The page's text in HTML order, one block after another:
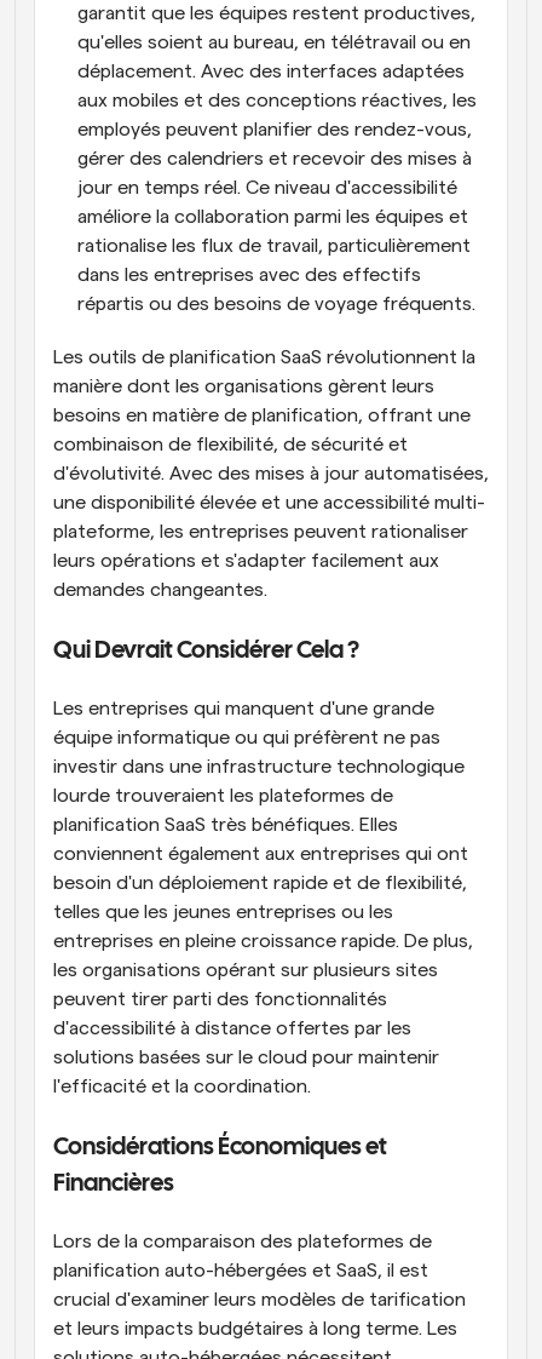
garantit que les équipes restent productives,
qu'elles soient au bureau, en télétravail ou en
déplacement. Avec des interfaces adaptées
aux mobiles et des conceptions réactives, les
employés peuvent planifier des rendez-vous,
gérer des calendriers et recevoir des mises à
jour en temps réel. Ce niveau d'accessibilité
améliore la collaboration parmi les équipes et
rationalise les flux de travail, particulièrement
dans les entreprises avec des effectifs
répartis ou des besoins de voyage fréquents.
Les outils de planification SaaS révolutionnent la
manière dont les organisations gèrent leurs
besoins en matière de planification, offrant une
combinaison de flexibilité, de sécurité et
d'évolutivité. Avec des mises à jour automatisées,
une disponibilité élevée et une accessibilité multi-
plateforme, les entreprises peuvent rationaliser
leurs opérations et s'adapter facilement aux
demandes changeantes.
Qui Devrait Considérer Cela ?
Les entreprises qui manquent d'une grande
équipe informatique ou qui préfèrent ne pas
investir dans une infrastructure technologique
lourde trouveraient les plateformes de
planification SaaS très bénéfiques. Elles
conviennent également aux entreprises qui ont
besoin d'un déploiement rapide et de flexibilité,
telles que les jeunes entreprises ou les
entreprises en pleine croissance rapide. De plus,
les organisations opérant sur plusieurs sites
peuvent tirer parti des fonctionnalités
d'accessibilité à distance offertes par les
solutions basées sur le cloud pour maintenir
l'efficacité et la coordination.
Considérations Économiques et
Financières
Lors de la comparaison des plateformes de
planification auto-hébergées et SaaS, il est
crucial d'examiner leurs modèles de tarification
et leurs impacts budgétaires à long terme. Les